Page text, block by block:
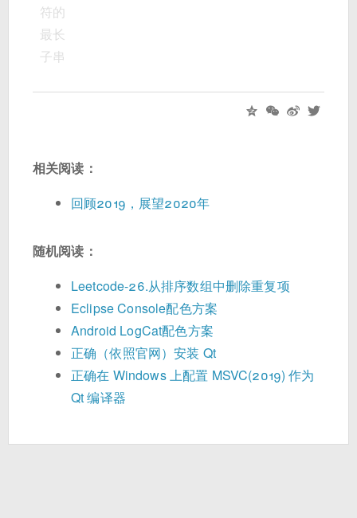
符的
最长
子串
相关阅读：
回顾2019，展望2020年
随机阅读：
Leetcode-26.从排序数组中删除重复项
Eclipse Console配色方案
Android LogCat配色方案
正确（依照官网）安装 Qt
正确在 Windows 上配置 MSVC(2019) 作为
Qt 编译器